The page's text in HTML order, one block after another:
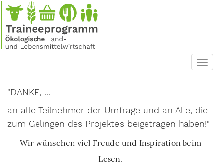
Direkt
zum
Inhalt
"DANKE, ...
an alle Teilnehmer der Umfrage und an Alle, die
zum Gelingen des Projektes beigetragen haben!"
Wir wünschen viel Freude und Inspiration beim
Lesen.